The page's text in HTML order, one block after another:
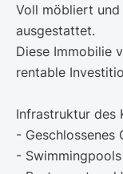
Voll möbliert
ausgestattet.
Diese Immobilie
rentable
Infrastruktur des
- Geschlossenes
-